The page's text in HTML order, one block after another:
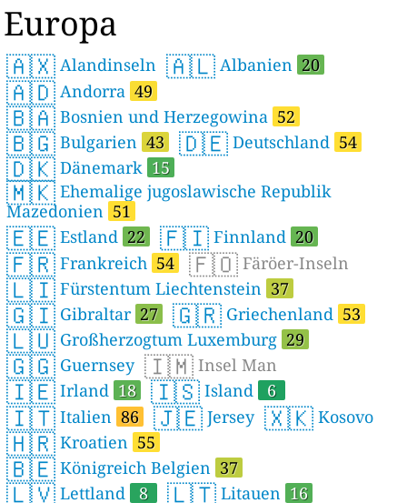
Europa
🇦🇽 Alandinseln 🇦🇱 Albanien 20
🇦🇩 Andorra 49
🇧🇦 Bosnien und Herzegowina 52
🇧🇬 Bulgarien 43 🇩🇪 Deutschland 54
🇩🇰 Dänemark 15
🇲🇰 Ehemalige jugoslawische Republik
Mazedonien 51
🇪🇪 Estland 22 🇫🇮 Finnland 20
🇫🇷 Frankreich 54 🇫🇴 Färöer-Inseln
🇱🇮 Fürstentum Liechtenstein 37
🇬🇮 Gibraltar 27 🇬🇷 Griechenland 53
🇱🇺 Großherzogtum Luxemburg 29
🇬🇬 Guernsey 🇮🇲 Insel Man
🇮🇪 Irland 18 🇮🇸 Island 6
🇮🇹 Italien 86 🇯🇪 Jersey 🇽🇰 Kosovo
🇭🇷 Kroatien 55
🇧🇪 Königreich Belgien 37
🇱🇻 Lettland 8 🇱🇹 Litauen 16